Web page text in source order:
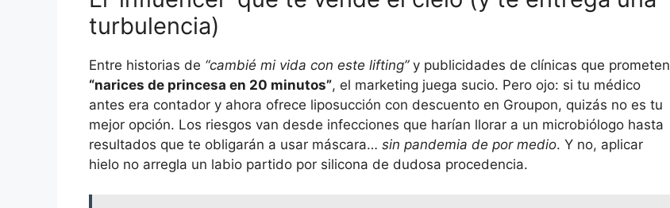
turbulencia)
Entre historias de “cambié mi vida con este lifting”y publicidades de clínicas que prometen
“narices de princesa en 20 minutos”, el marketing juega sucio. Pero ojo: si tu médico
antes era contador y ahora ofrece liposucción con descuento en Groupon, quizás no es tu
mejor opción. Los riesgos van desde infecciones que harían llorar a un microbiólogo hasta
resultados que te obligarán a usar máscara… sin pandemia de por medio. Y no, aplicar
hielo no arregla un labio partido por silicona de dudosa procedencia.